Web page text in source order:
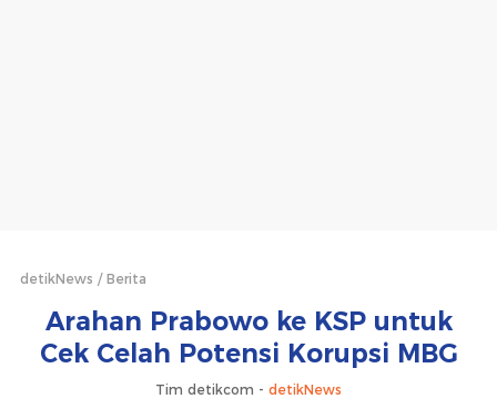
detikNews Berita
Arahan Prabowo ke KSP untuk
Cek Celah Potensi Korupsi MBG
Tim detikcom - detikNews